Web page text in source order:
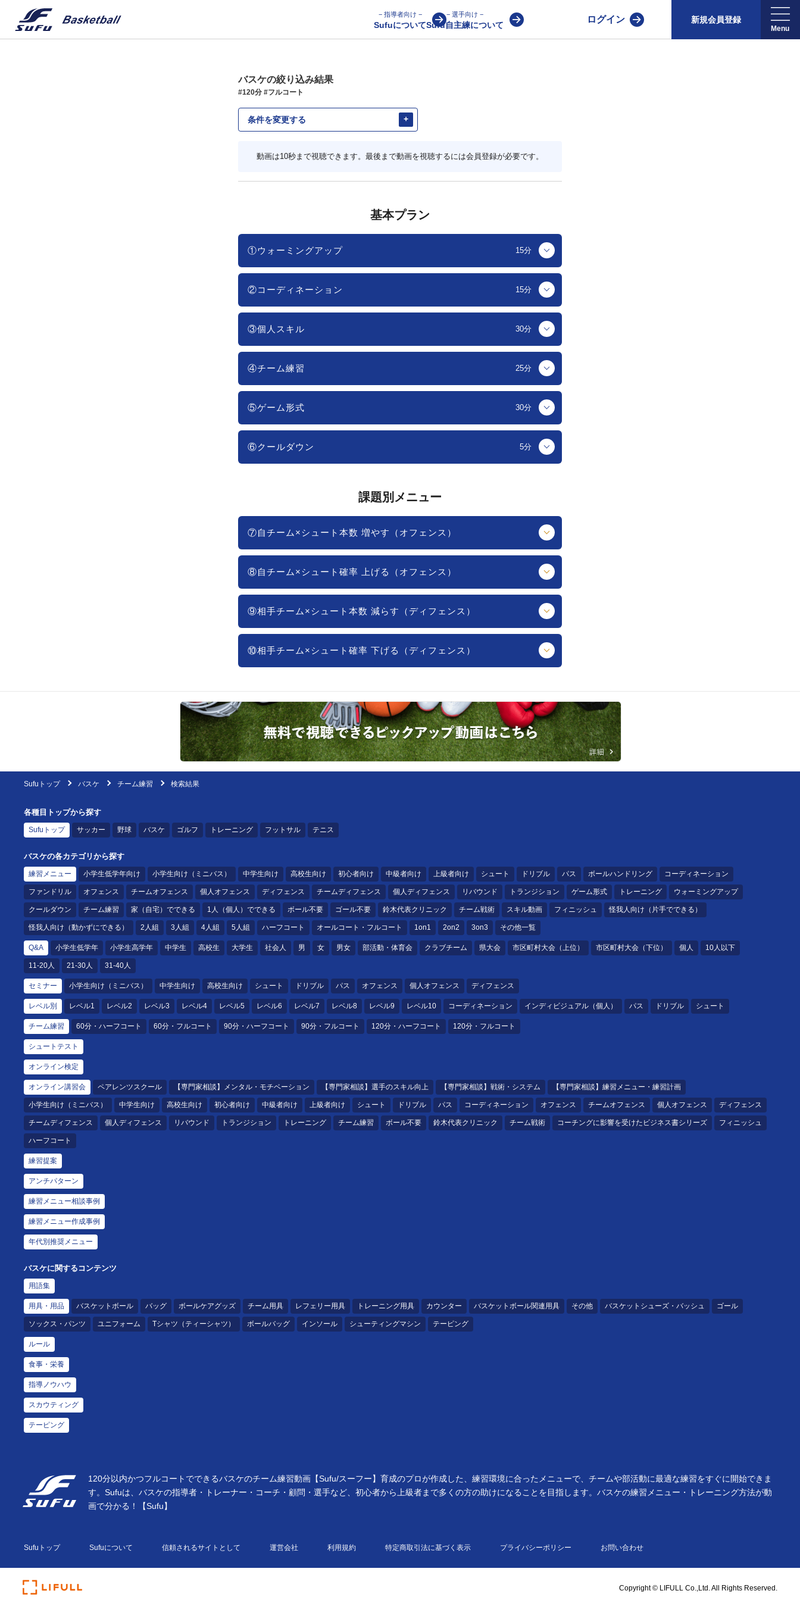
− 指導者向け −
Sufuについて
− 選手向け −
Sufu自主練について
ログイン 新規会員登録
バスケの絞り込み結果
#120分 #フルコート
条件を変更する
動画は10秒まで視聴できます。最後まで動画を視聴するには会員登録が必要です。
基本プラン
①ウォーミングアップ 15分
②コーディネーション 15分
③個人スキル 30分
④チーム練習 25分
⑤ゲーム形式 30分
⑥クールダウン 5分
課題別メニュー
⑦自チーム×シュート本数 増やす（オフェンス）
⑧自チーム×シュート確率 上げる（オフェンス）
⑨相手チーム×シュート本数 減らす（ディフェンス）
⑩相手チーム×シュート確率 下げる（ディフェンス）
Sufuトップ バスケ チーム練習 検索結果
各種目トップから探す
Sufuトップ サッカー 野球 バスケ ゴルフ トレーニング フットサル テニス
バスケの各カテゴリから探す
練習メニュー 小学生低学年向け 小学生向け（ミニバス） 中学生向け 高校生向け 初心者向け 中級者向け 上級者向け シュート ドリブル パス ボールハンドリング コーディネーション
ファンドリル オフェンス チームオフェンス 個人オフェンス ディフェンス チームディフェンス 個人ディフェンス リバウンド トランジション ゲーム形式 トレーニング ウォーミングアップ
クールダウン チーム練習 家（自宅）でできる 1人（個人）でできる ボール不要 ゴール不要 鈴木代表クリニック チーム戦術 スキル動画 フィニッシュ 怪我人向け（片手でできる）
怪我人向け（動かずにできる） 2人組 3人組 4人組 5人組 ハーフコート オールコート・フルコート 1on1 2on2 3on3 その他一覧
Q&A 小学生低学年 小学生高学年 中学生 高校生 大学生 社会人 男 女 男女 部活動・体育会 クラブチーム 県大会 市区町村大会（上位） 市区町村大会（下位） 個人 10人以下
11-20人 21-30人 31-40人
セミナー 小学生向け（ミニバス） 中学生向け 高校生向け シュート ドリブル パス オフェンス 個人オフェンス ディフェンス
レベル別 レベル1 レベル2 レベル3 レベル4 レベル5 レベル6 レベル7 レベル8 レベル9 レベル10 コーディネーション インディビジュアル（個人） パス ドリブル シュート
チーム練習 60分・ハーフコート 60分・フルコート 90分・ハーフコート 90分・フルコート 120分・ハーフコート 120分・フルコート
シュートテスト
オンライン検定
オンライン講習会 ペアレンツスクール 【専門家相談】メンタル・モチベーション 【専門家相談】選手のスキル向上 【専門家相談】戦術・システム 【専門家相談】練習メニュー・練習計画
小学生向け（ミニバス） 中学生向け 高校生向け 初心者向け 中級者向け 上級者向け シュート ドリブル パス コーディネーション オフェンス チームオフェンス 個人オフェンス ディフェンス
チームディフェンス 個人ディフェンス リバウンド トランジション トレーニング チーム練習 ボール不要 鈴木代表クリニック チーム戦術 コーチングに影響を受けたビジネス書シリーズ フィニッシュ
ハーフコート
練習提案
アンチパターン
練習メニュー相談事例
練習メニュー作成事例
年代別推奨メニュー
バスケに関するコンテンツ
用語集
用具・用品 バスケットボール バッグ ボールケアグッズ チーム用具 レフェリー用具 トレーニング用具 カウンター バスケットボール関連用具 その他 バスケットシューズ・バッシュ ゴール
ソックス・パンツ ユニフォーム Tシャツ（ティーシャツ） ボールバッグ インソール シューティングマシン テーピング
ルール
食事・栄養
指導ノウハウ
スカウティング
テーピング
120分以内かつフルコートでできるバスケのチーム練習動画【Sufu/スーフー】育成のプロが作成した、練習環境に合ったメニューで、チームや部活動に最適な練習をすぐに開始できま
す。Sufuは、バスケの指導者・トレーナー・コーチ・顧問・選手など、初心者から上級者まで多くの方の助けになることを目指します。バスケの練習メニュー・トレーニング方法が動
画で分かる！【Sufu】
Sufuトップ Sufuについて 信頼されるサイトとして 運営会社 利用規約 特定商取引法に基づく表示 プライバシーポリシー お問い合わせ
Copyright © LIFULL Co.,Ltd. All Rights Reserved.